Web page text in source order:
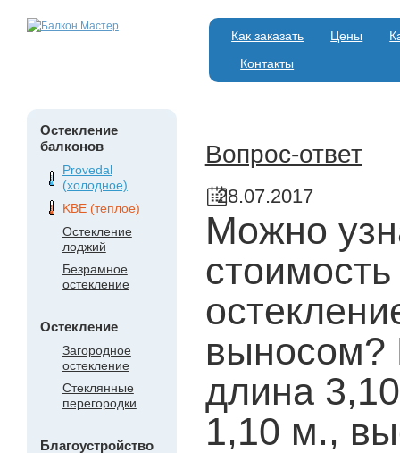
Как заказать Цены
Контакты
Остекление
балконов
Provedal
(холодное)
KBE (теплое)
Остекление
лоджий
Безрамное
остекление
Остекление
Загородное
остекление
Стеклянные
перегородки
Благоустройство
Вопрос-ответ
28.07.2017
Можно
выносом?
длина
1,10 м.,